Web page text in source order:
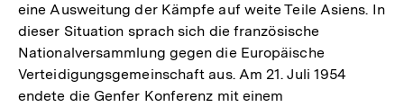
eine Ausweitung der Kämpfe auf weite Teile Asiens. In
dieser Situation sprach sich die französische
Nationalversammlung gegen die Europäische
Verteidigungsgemeinschaft aus. Am 21. Juli 1954
endete die Genfer Konferenz mit einem